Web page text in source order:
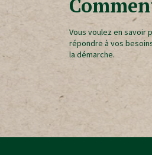
Vous voulez en savoir
répondre à vos
la démarche.